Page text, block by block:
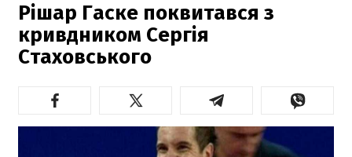
Рішар Гаске поквитався з
кривдником Сергія
Стаховського